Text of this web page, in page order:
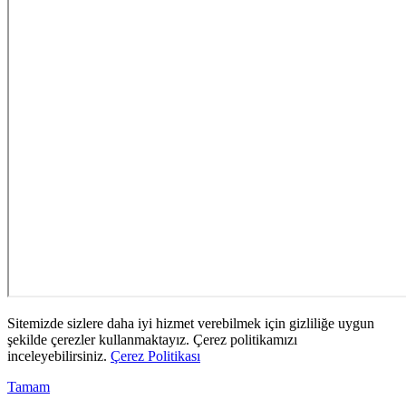
Sitemizde sizlere daha iyi hizmet verebilmek için gizliliğe uygun
şekilde çerezler kullanmaktayız. Çerez politikamızı
inceleyebilirsiniz. Çerez Politikası
Tamam